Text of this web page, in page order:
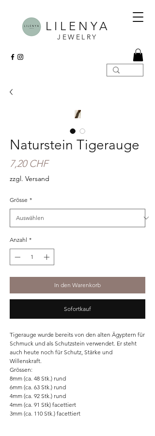
LILENYA
JEWELRY
Naturstein Tigerauge
7,20 CHFPreis
zzgl. Versand
Grösse *
Anzahl *
In den Warenkorb
Sofortkauf
Tigerauge wurde bereits von den alten Ägyptern für
Schmuck und als Schutzstein verwendet. Er steht
auch heute noch für Schutz, Stärke und
Willenskraft.
Grössen:
8mm (ca. 48 Stk.) rund
6mm (ca. 63 Stk.) rund
4mm (ca. 92 Stk.) rund
4mm (ca. 91 Stk) facettiert
3mm (ca. 110 Stk.) facettiert